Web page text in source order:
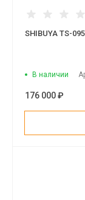
SHIBUYA TS-
В наличии
176 000 ₽